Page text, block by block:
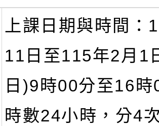
上課日期與時間：
11日至115年2月1
日)9時00分至16
時數24小時，分4